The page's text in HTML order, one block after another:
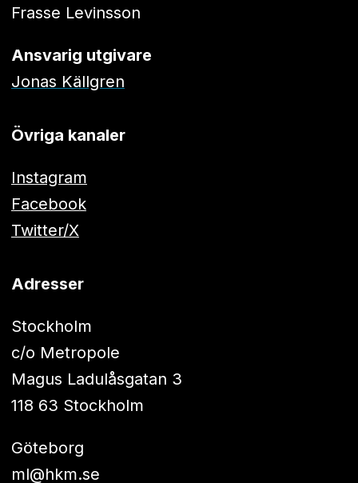
Frasse Levinsson
Ansvarig utgivare
Jonas Källgren
Övriga kanaler
Instagram
Facebook
Twitter/X
Adresser
Stockholm
c/o Metropole
Magus Ladulåsgatan 3
118 63 Stockholm
Göteborg
ml@hkm.se